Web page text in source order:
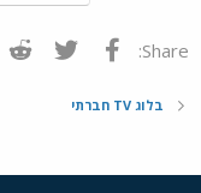
Share: פייסבוק Twitter
בלוג TV חברתי